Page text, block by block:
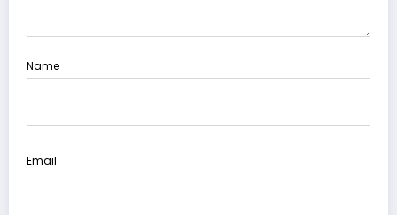
Name
Email